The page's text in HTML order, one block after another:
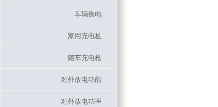
车辆换电
家用充电桩
随车充电枪
对外放电功能
对外放电功率
车辆换电
家用充电桩
随车充电枪
对外放电功能
对外放电功率